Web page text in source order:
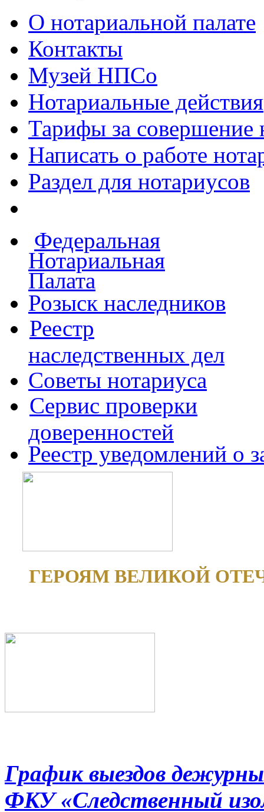
О нотариальной палате
Контакты
Музей НПСо
Нотариальные действия
Тарифы за совершение
Написать о работе
Раздел для нотариусов
Федеральная
Нотариальная
Палата
Розыск наследников
Реестр
наследственных дел
Советы нотариуса
Сервис проверки
доверенностей
Реестр уведомлений о
ГЕРОЯМ ВЕЛИКОЙ
График выездов
ФКУ «Следственный